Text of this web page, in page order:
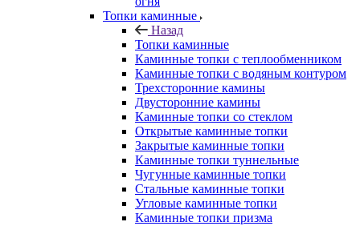
Топки каминные
Назад
Топки каминные
Каминные топки с теплообменником
Каминные топки с водяным контуром
Трехсторонние камины
Двусторонние камины
Каминные топки со стеклом
Открытые каминные топки
Закрытые каминные топки
Каминные топки туннельные
Чугунные каминные топки
Стальные каминные топки
Угловые каминные топки
Каминные топки призма